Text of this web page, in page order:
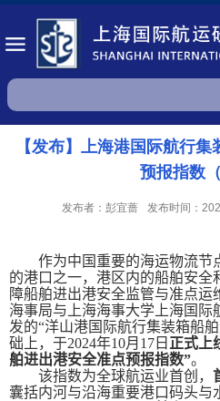
【发布】上海港国际航行
预报指数（
发布者：彭宜蔷 发布时间：
作为中国重要的海运物流节
的港口之一，港区内的船舶安全
障船舶进出港安全监管与准点
海事局与上海海事大学上海国际
发的“洋山港国际航行集装箱船
础上，于2024年10月 17 日 正式上
舶进出港安全准点预报指数”。
该指数为全球航运业首创，
囊括内河与沿海重要港口码头与